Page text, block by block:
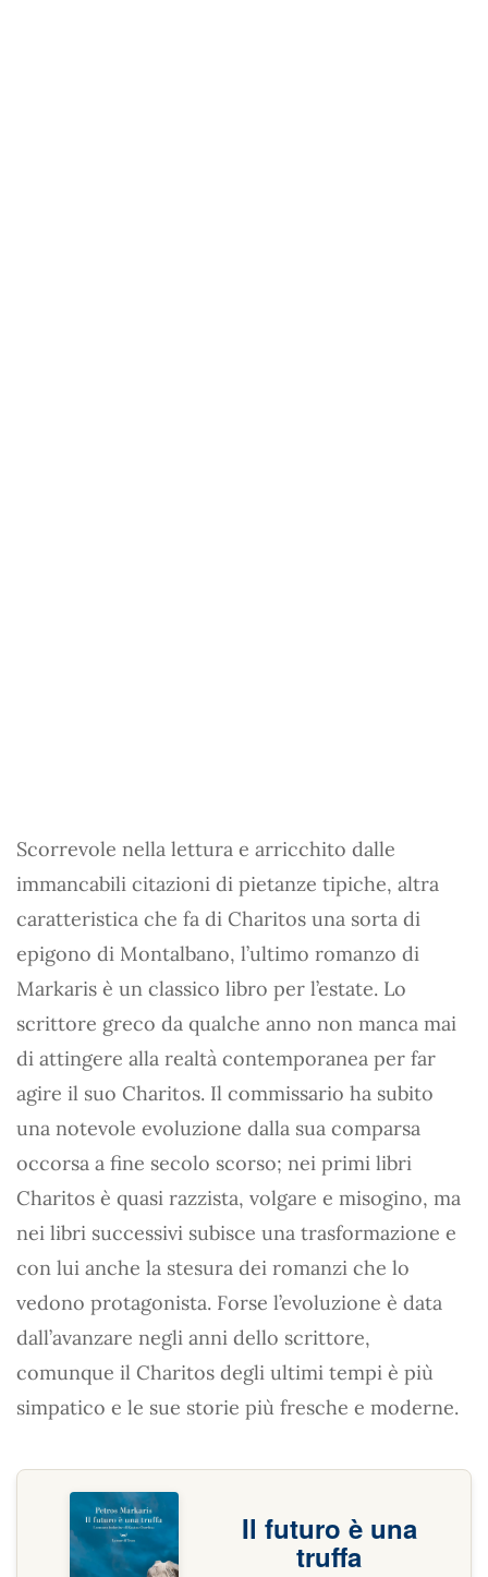
Scorrevole nella lettura e arricchito dalle
immancabili citazioni di pietanze tipiche, altra
caratteristica che fa di Charitos una sorta di
epigono di Montalbano, l’ultimo romanzo di
Markaris è un classico libro per l’estate. Lo
scrittore greco da qualche anno non manca mai
di attingere alla realtà contemporanea per far
agire il suo Charitos. Il commissario ha subito
una notevole evoluzione dalla sua comparsa
occorsa a fine secolo scorso; nei primi libri
Charitos è quasi razzista, volgare e misogino, ma
nei libri successivi subisce una trasformazione e
con lui anche la stesura dei romanzi che lo
vedono protagonista. Forse l’evoluzione è data
dall’avanzare negli anni dello scrittore,
comunque il Charitos degli ultimi tempi è più
simpatico e le sue storie più fresche e moderne.
Il futuro è una
truffa